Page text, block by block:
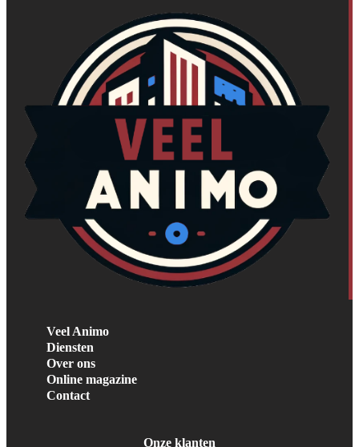
Veel Animo
Diensten
Over ons
Online magazine
Contact
Onze klanten